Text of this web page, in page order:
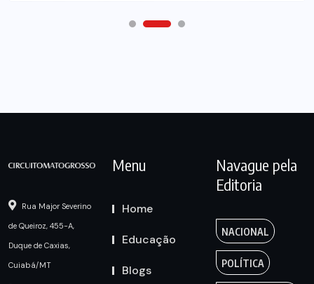
Rua Major Severino
de Queiroz, 455-A,
Duque de Caxias,
Cuiabá/MT
Menu
Home
Educação
Blogs
Navague pela
Editoria
NACIONAL
POLÍTICA